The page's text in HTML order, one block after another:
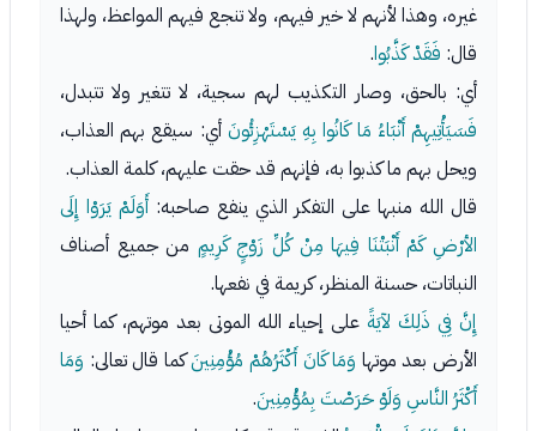
غيره، وهذا لأنهم لا خير فيهم، ولا تنجع فيهم المواعظ، ولهذا
قال: فَقَدْ كَذَّبُوا.
أي: بالحق، وصار التكذيب لهم سجية، لا تتغير ولا تتبدل،
فَسَيَأْتِيهِمْ أَنْبَاءُ مَا كَانُوا بِهِ يَسْتَهْزِئُونَ أي: سيقع بهم العذاب،
ويحل بهم ما كذبوا به، فإنهم قد حقت عليهم، كلمة العذاب.
قال الله منبها على التفكر الذي ينفع صاحبه:أَوَلَمْ يَرَوْا إِلَى
الأرْضِ كَمْ أَنْبَتْنَا فِيهَا مِنْ كُلِّ زَوْجٍ كَرِيمٍ من جميع أصناف
النباتات، حسنة المنظر، كريمة في نفعها.
إِنَّ فِي ذَلِكَ لآيَةً على إحياء الله الموتى بعد موتهم، كما أحيا
الأرض بعد موتها وَمَا كَانَ أَكْثَرُهُمْ مُؤْمِنِينَكما قال تعالى: وَمَا
أَكْثَرُ النَّاسِ وَلَوْ حَرَصْتَ بِمُؤْمِنِينَ.